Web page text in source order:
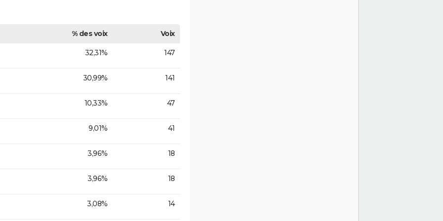
% des voix Voix
32,31% 147
30,99% 141
10,33% 47
9,01% 41
3,96% 18
3,96% 18
3,08% 14